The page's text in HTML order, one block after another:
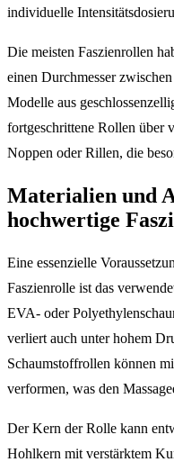
individuelle
Die meisten Faszienrollen
einen Durchmesser
Modelle aus
fortgeschrittene Rollen über
Noppen oder Rillen, die
Materialien und
hochwertige
Eine essenzielle
Faszienrolle ist das
EVA- oder
verliert auch unter hohem
Schaumstoffrollen können
verformen, was den
Der Kern der Rolle kann
Hohlkern mit verstärktem